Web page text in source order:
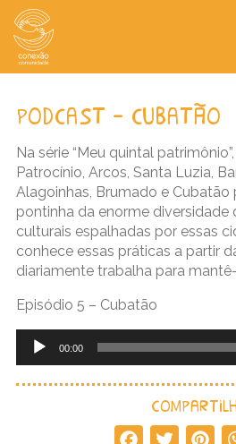
podcast – cubatão
Na série “Meu quintal
Patrocínio, Arcos, Santa Luzia,
Alagoinhas, Brumado e Cubatão
pontinha da enorme diversidade
culturais espalhadas por essas
conhece essas práticas a partir
diariamente trabalha para
Episódio 5 – Cubatão
Tocador
áudio
00:00